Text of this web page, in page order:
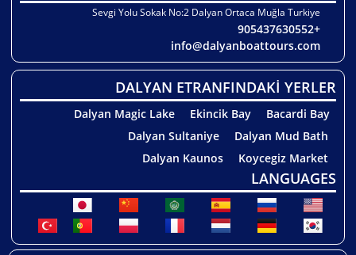
Sevgi Yolu Sokak No:2 Dalyan Ortaca Muğla Turkiye
+905437630552
info@dalyanboattours.com
DALYAN ETRANFINDAKİ YERLER
Bacardi Bay
Ekincik Bay
Dalyan Magic Lake
Dalyan Mud Bath
Dalyan Sultaniye
Koycegiz Market
Dalyan Kaunos
LANGUAGES